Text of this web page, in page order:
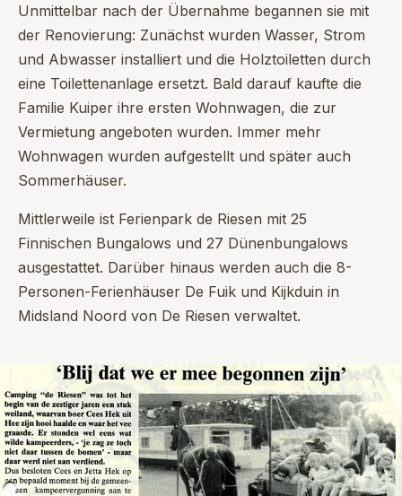
Unmittelbar nach der Übernahme begannen sie mit
der Renovierung: Zunächst wurden Wasser, Strom
und Abwasser installiert und die Holztoiletten durch
eine Toilettenanlage ersetzt. Bald darauf kaufte die
Familie Kuiper ihre ersten Wohnwagen, die zur
Vermietung angeboten wurden. Immer mehr
Wohnwagen wurden aufgestellt und später auch
Sommerhäuser.
Mittlerweile ist Ferienpark de Riesen mit 25
Finnischen Bungalows und 27 Dünenbungalows
ausgestattet. Darüber hinaus werden auch die 8-
Personen-Ferienhäuser De Fuik und Kijkduin in
Midsland Noord von De Riesen verwaltet.